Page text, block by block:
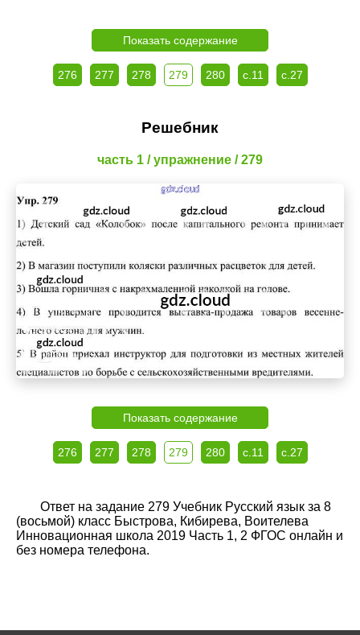
Показать содержание
276 277 278 279 280 с.11 с.27
Решебник
часть 1 / упражнение / 279
Показать содержание
276 277 278 279 280 с.11 с.27
Ответ на задание 279 Учебник Русский язык за 8
(восьмой) класс Быстрова, Кибирева, Воителева
Инновационная школа 2019 Часть 1, 2 ФГОС онлайн и
без номера телефона.